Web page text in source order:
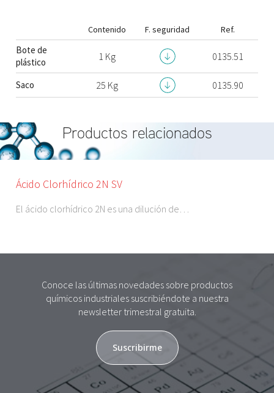
Contenido F. seguridad Ref.
Bote de
plástico
1 Kg 0135.51
Saco 25 Kg 0135.90
Productos relacionados
Ácido Clorhídrico 2N SV
El ácido clorhídrico 2N es una dilución de…
Conoce las últimas novedades sobre productos
químicos industriales suscribiéndote a nuestra
newsletter trimestral gratuita.
Suscribirme